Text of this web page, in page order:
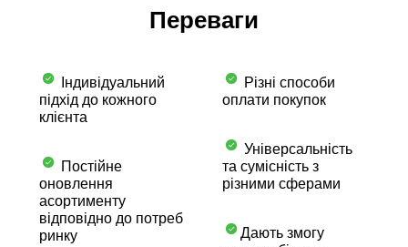
Переваги
Індивідуальний
підхід до кожного
клієнта
Постійне
оновлення
асортименту
відповідно до потреб
ринку
Різні способи
оплати покупок
Універсальність
та сумісність з
різними сферами
Дають змогу